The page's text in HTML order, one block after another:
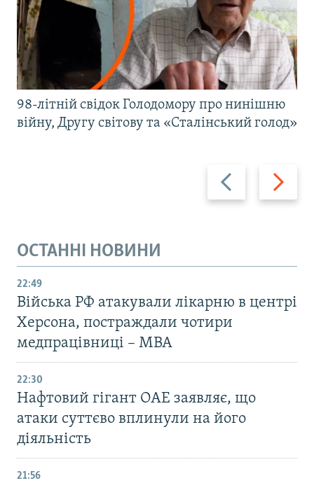
Назад Вперед
98-літній свідок Голодомору про нинішню
війну, Другу світову та «Сталінський голод»
ОСТАННІ НОВИНИ
22:49
Війська РФ атакували лікарню в центрі
Херсона, постраждали чотири
медпрацівниці – МВА
22:30
Нафтовий гігант ОАЕ заявляє, що
атаки суттєво вплинули на його
діяльність
21:56